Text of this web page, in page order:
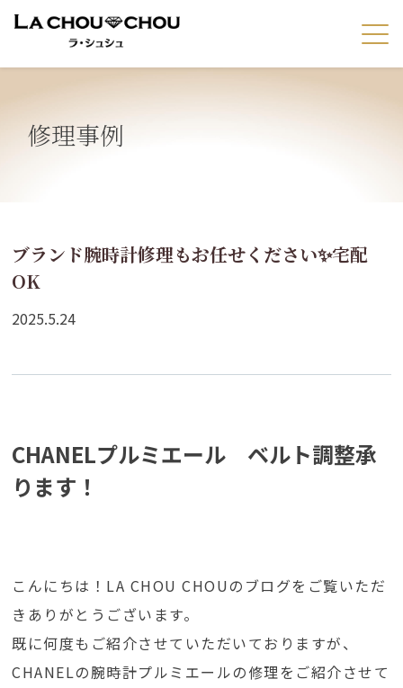
修理事例
ブランド腕時計修理もお任せください✨宅配
OK
2025.5.24
CHANELプルミエール ベルト調整承
ります！
こんにちは！LA CHOU CHOUのブログをご覧いただ
きありがとうございます。
既に何度もご紹介させていただいておりますが、
CHANELの腕時計プルミエールの修理をご紹介させて